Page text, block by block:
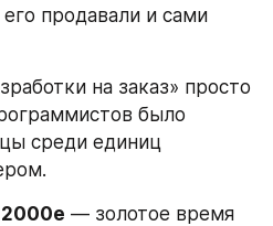
продавали и сами
на заказ» просто
было
среди единиц
2000е — золотое время